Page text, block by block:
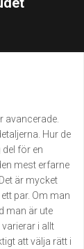
avancerade.
Hur de
för en
mest erfarne
är mycket
par. Om man
man är ute
i allt
att välja rätt i